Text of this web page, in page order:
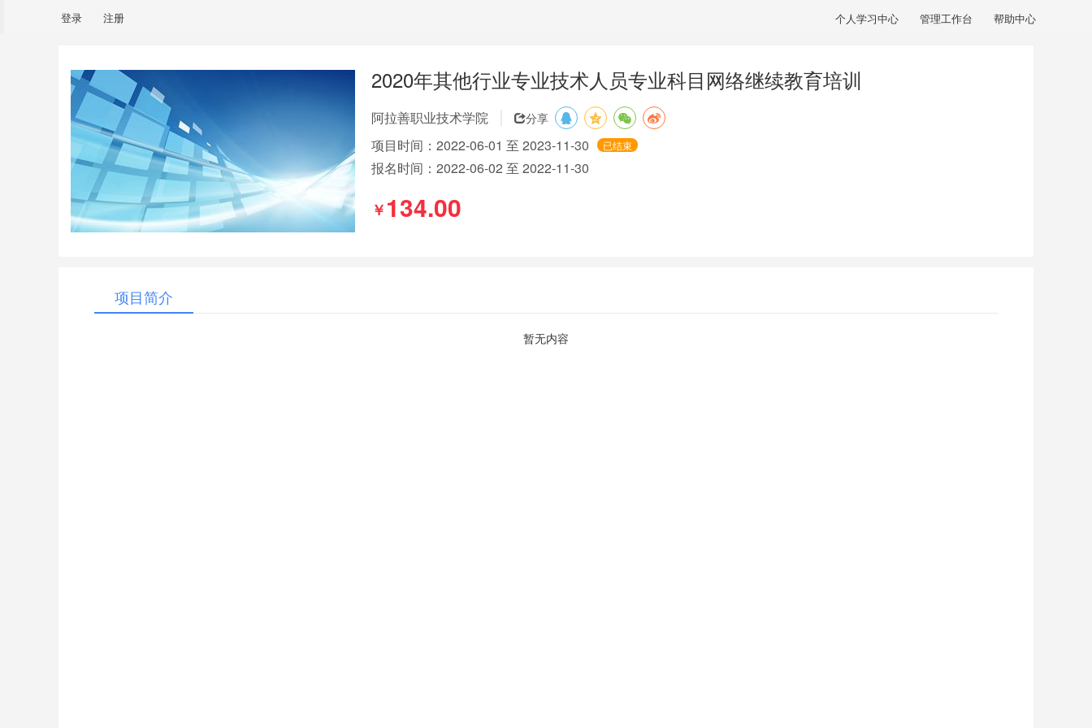
登录 注册 个人学习中心 管理工作台 帮助中心
2020年其他行业专业技术人员专业科目网络继续教育培训
阿拉善职业技术学院 分享
项目时间：2022-06-01 至 2023-11-30 已结束
报名时间：2022-06-02 至 2022-11-30
￥134.00
项目简介
暂无内容